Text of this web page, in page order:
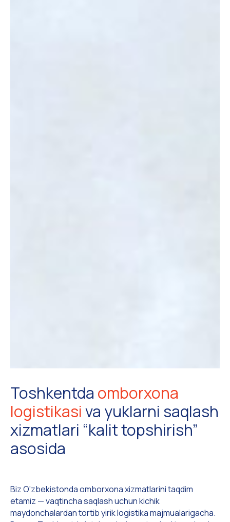
Toshkentda omborxona
logistikasiva yuklarni saqlash
xizmatlari “kalit topshirish”
asosida
Biz O‘zbekistonda omborxona xizmatlarini taqdim
etamiz — vaqtincha saqlash uchun kichik
maydonchalardan tortib yirik logistika majmualarigacha.